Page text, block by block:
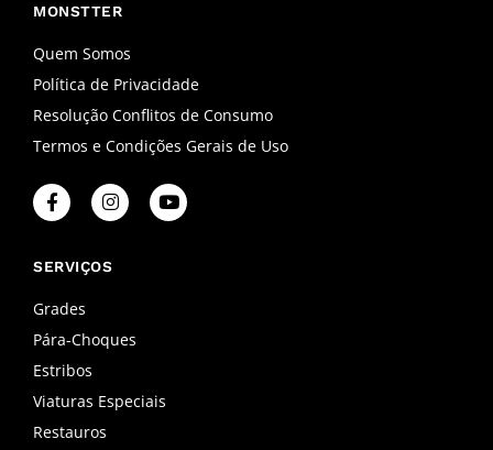
MONSTTER
Quem Somos
Política de Privacidade
Resolução Conflitos de Consumo
Termos e Condições Gerais de Uso
F
a
c
b
o
k
-
f
I
n
s
a
m
Y
o
u
SERVIÇOS
Grades
Pára-Choques
Estribos
Viaturas Especiais
Restauros